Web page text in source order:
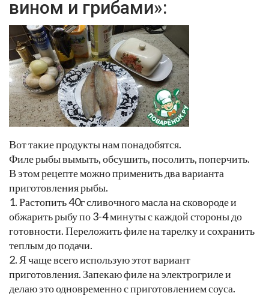
вином и грибами»:
Вот такие продукты нам понадобятся.
Филе рыбы вымыть, обсушить, посолить, поперчить.
В этом рецепте можно применить два варианта
приготовления рыбы.
1. Растопить 40г сливочного масла на сковороде и
обжарить рыбу по 3-4 минуты с каждой стороны до
готовности. Переложить филе на тарелку и сохранить
теплым до подачи.
2. Я чаще всего использую этот вариант
приготовления. Запекаю филе на электрогриле и
делаю это одновременно с приготовлением соуса.